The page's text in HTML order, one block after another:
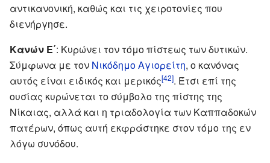
αντικανονική, καθώς και τις χειροτονίες που
διενήργησε.
Κανών Ε΄: Κυρώνει τον τόμο πίστεως των δυτικών.
Σύμφωνα με τον Νικόδημο Αγιορείτη, ο κανόνας
αυτός είναι ειδικός και μερικός[42]. Έτσι επί της
ουσίας κυρώνεται το σύμβολο της πίστης της
Νίκαιας, αλλά και η τριαδολογία των Καππαδοκών
πατέρων, όπως αυτή εκφράστηκε στον τόμο της εν
λόγω συνόδου.